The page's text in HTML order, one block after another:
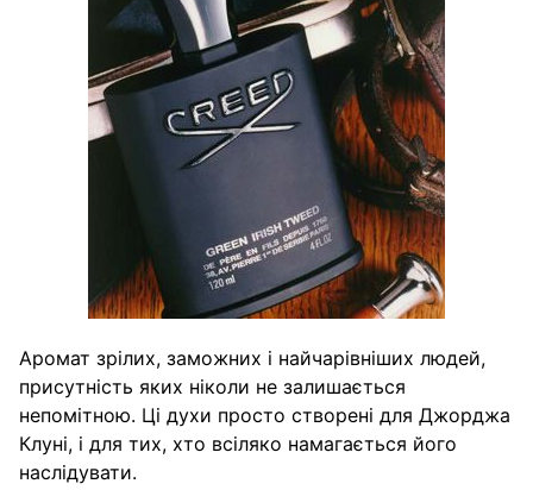
Аромат зрілих, заможних і найчарівніших людей,
присутність яких ніколи не залишається
непомітною. Ці духи просто створені для Джорджа
Клуні, і для тих, хто всіляко намагається його
наслідувати.